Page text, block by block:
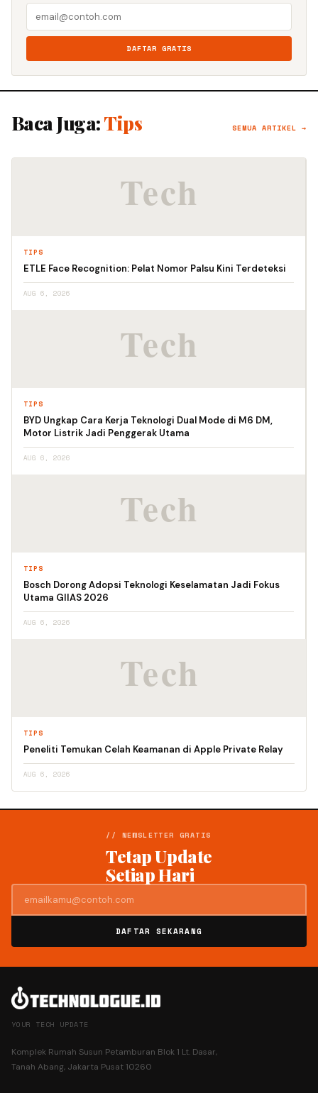
DAFTAR GRATIS
Baca Juga:Tips SEMUA ARTIKEL →
TIPS
ETLE Face Recognition: Pelat Nomor Palsu Kini Terdeteksi
AUG 6, 2026
TIPS
BYD Ungkap Cara Kerja Teknologi Dual Mode di M6 DM,
Motor Listrik Jadi Penggerak Utama
AUG 6, 2026
TIPS
Bosch Dorong Adopsi Teknologi Keselamatan Jadi Fokus
Utama GIIAS 2026
AUG 6, 2026
TIPS
Peneliti Temukan Celah Keamanan di Apple Private Relay
AUG 6, 2026
// NEWSLETTER GRATIS
Tetap Update
Setiap Hari
DAFTAR SEKARANG
YOUR TECH UPDATE
Komplek Rumah Susun Petamburan Blok 1 Lt. Dasar,
Tanah Abang, Jakarta Pusat 10260